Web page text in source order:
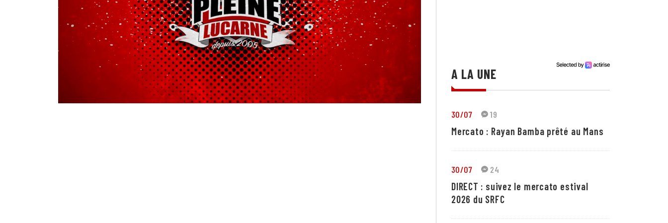
A LA UNE
30/07 19
Mercato : Rayan Bamba prêté au Mans
30/07 24
DIRECT : suivez le mercato estival
2026 du SRFC